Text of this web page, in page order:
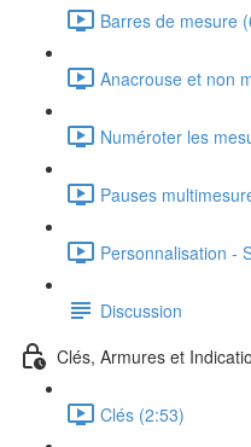
Barres de mesure
Anacrouse et non
Numéroter les
Pauses
Personnalisation -
Discussion
Clés, Armures et
Clés (2:53)